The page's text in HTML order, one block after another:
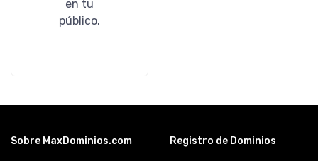
en tu
público.
Sobre MaxDominios.com Registro de Dominios